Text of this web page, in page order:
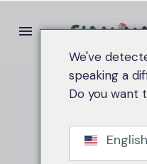
Home
제
We've
speaking a
Do you want
English